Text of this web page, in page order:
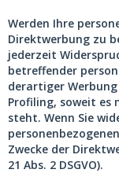
Werden Ihre
Direktwerbung zu
jederzeit
betreffender
derartiger
Profiling, soweit es
steht. Wenn Sie
Zwecke der
21 Abs. 2 DSGVO).